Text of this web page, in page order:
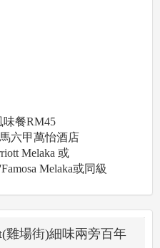
餐RM45
甲萬怡酒店
Melaka 或
Melaka或同級
雞場街)細味兩旁百年